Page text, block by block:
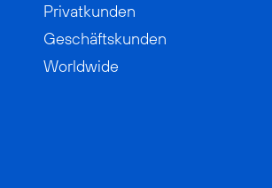
Privatkunden
Geschäftskunden
Worldwide